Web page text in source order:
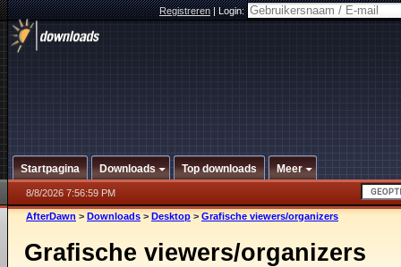
Registreren|Login:
Startpagina Downloads Top downloads Meer
8/8/2026 7:56:59 PM
AfterDawn > Downloads > Desktop > Grafische viewers/organizers
Grafische viewers/organizers